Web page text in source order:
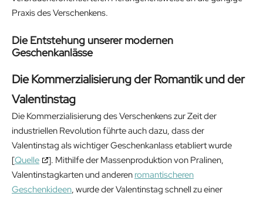
Praxis des Verschenkens.
Die Entstehung unserer modernen
Geschenkanlässe
Die Kommerzialisierung der Romantik und der
Valentinstag
Die Kommerzialisierung des Verschenkens zur Zeit der
industriellen Revolution führte auch dazu, dass der
Valentinstag als wichtiger Geschenkanlass etabliert wurde
[Quelle
]. Mithilfe der Massenproduktion von Pralinen,
Valentinstagkarten und anderen romantischeren
Geschenkideen, wurde der Valentinstag schnell zu einer